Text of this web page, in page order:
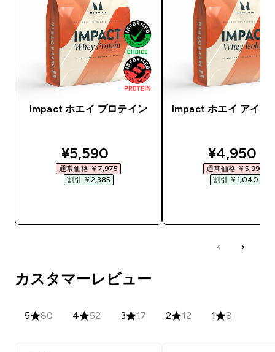
Impact ホエイ プロテイン
discounted price
¥5,590‎
通常価格 ￥7,975‎
割引 ￥2,385‎
Impact ホエイ アイソ
¥4,950‎
通常価格 ￥5,990‎
割引 ￥1,040‎
カスタマーレビュー
5 80 4 52 3 17 2 12 1 8